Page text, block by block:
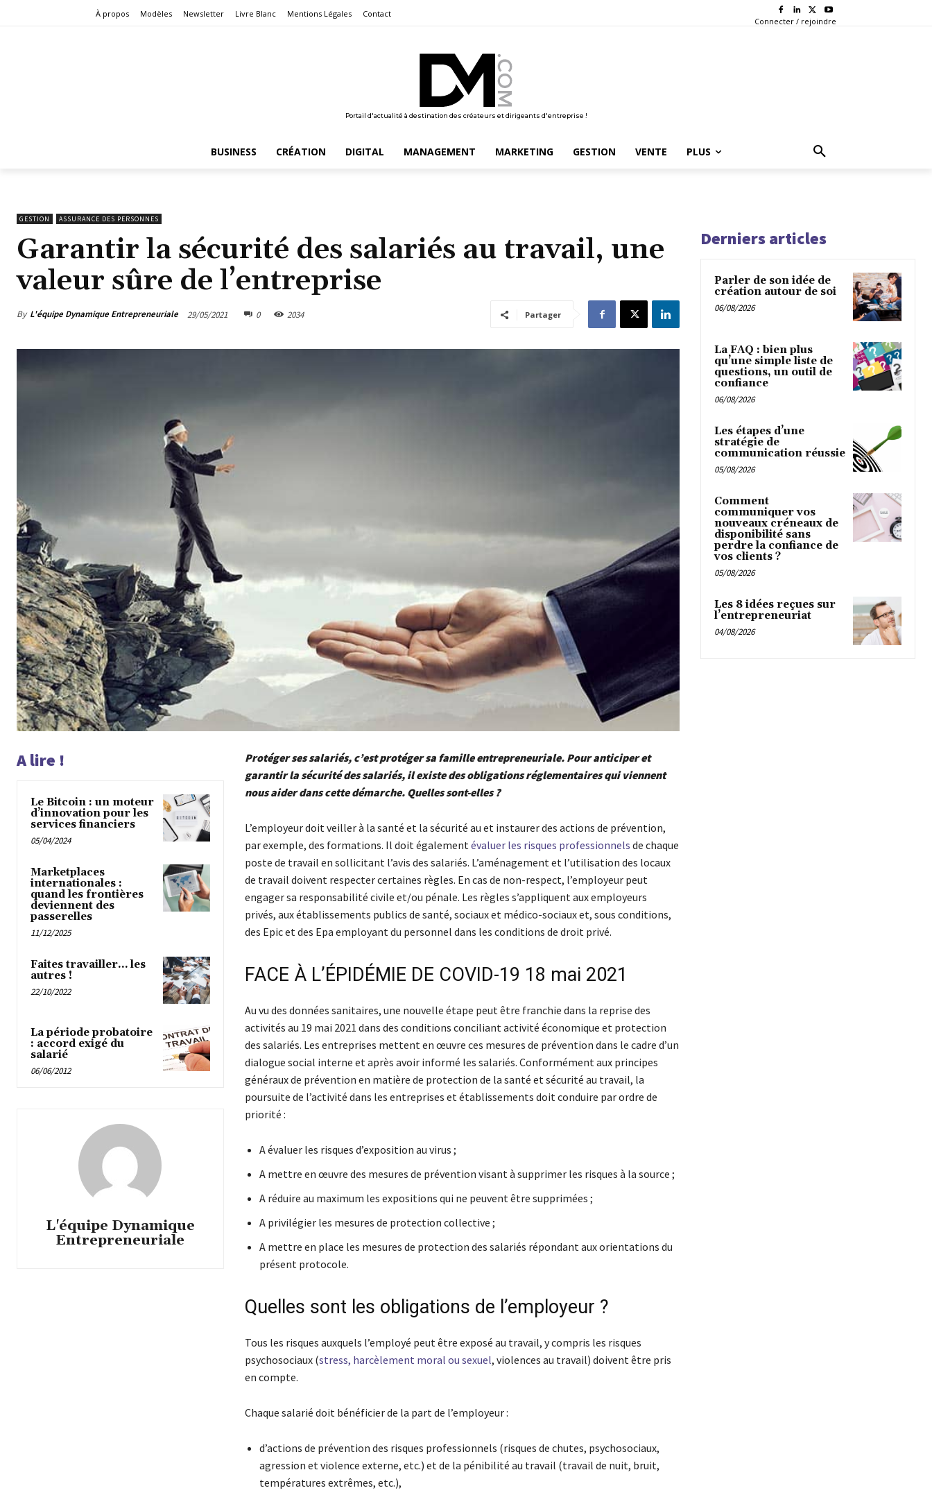
À propos Modèles Newsletter Livre Blanc Mentions Légales Contact
Connecter / rejoindre
Portail d'actualité à destination des créateurs et dirigeants d'entreprise !
BUSINESS CRÉATION DIGITAL MANAGEMENT MARKETING GESTION VENTE PLUS
GESTION ASSURANCE DES PERSONNES
Garantir la sécurité des salariés au travail, une
valeur sûre de l’entreprise
By L'équipe Dynamique Entrepreneuriale 29/05/2021 0 2034 Partager
A lire !
Le Bitcoin : un moteur
d’innovation pour les
services financiers
05/04/2024
Marketplaces
internationales :
quand les frontières
deviennent des
passerelles
11/12/2025
Faites travailler… les
autres !
22/10/2022
La période probatoire
: accord exigé du
salarié
06/06/2012
L'équipe Dynamique
Entrepreneuriale
Protéger ses salariés, c’est protéger sa famille entrepreneuriale. Pour anticiper et
garantir la sécurité des salariés, il existe des obligations réglementaires qui viennent
nous aider dans cette démarche. Quelles sont-elles ?
L’employeur doit veiller à la santé et la sécurité au et instaurer des actions de prévention,
par exemple, des formations. Il doit égalementévaluer les risques professionnels de chaque
poste de travail en sollicitant l’avis des salariés. L’aménagement et l’utilisation des locaux
de travail doivent respecter certaines règles. En cas de non-respect, l’employeur peut
engager sa responsabilité civile et/ou pénale. Les règles s’appliquent aux employeurs
privés, aux établissements publics de santé, sociaux et médico-sociaux et, sous conditions,
des Epic et des Epa employant du personnel dans les conditions de droit privé.
FACE À L’ÉPIDÉMIE DE COVID-19 18 mai 2021
Au vu des données sanitaires, une nouvelle étape peut être franchie dans la reprise des
activités au 19 mai 2021 dans des conditions conciliant activité économique et protection
des salariés. Les entreprises mettent en œuvre ces mesures de prévention dans le cadre d’un
dialogue social interne et après avoir informé les salariés. Conformément aux principes
généraux de prévention en matière de protection de la santé et sécurité au travail, la
poursuite de l’activité dans les entreprises et établissements doit conduire par ordre de
priorité :
A évaluer les risques d’exposition au virus ;
A mettre en œuvre des mesures de prévention visant à supprimer les risques à la source ;
A réduire au maximum les expositions qui ne peuvent être supprimées ;
A privilégier les mesures de protection collective ;
A mettre en place les mesures de protection des salariés répondant aux orientations du
présent protocole.
Quelles sont les obligations de l’employeur ?
Tous les risques auxquels l’employé peut être exposé au travail, y compris les risques
psychosociaux (stress, harcèlement moral ou sexuel, violences au travail) doivent être pris
en compte.
Chaque salarié doit bénéficier de la part de l’employeur :
d’actions de prévention des risques professionnels (risques de chutes, psychosociaux,
agression et violence externe, etc.) et de la pénibilité au travail (travail de nuit, bruit,
températures extrêmes, etc.),
Derniers articles
Parler de son idée de
création autour de soi
06/08/2026
La FAQ : bien plus
qu’une simple liste de
questions, un outil de
confiance
06/08/2026
Les étapes d’une
stratégie de
communication réussie
05/08/2026
Comment
communiquer vos
nouveaux créneaux de
disponibilité sans
perdre la confiance de
vos clients ?
05/08/2026
Les 8 idées reçues sur
l’entrepreneuriat
04/08/2026